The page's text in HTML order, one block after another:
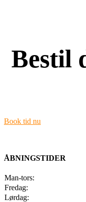
Bestil
Book tid nu
ÅBNINGSTIDER
Man-tors:
Fredag:
Lørdag: